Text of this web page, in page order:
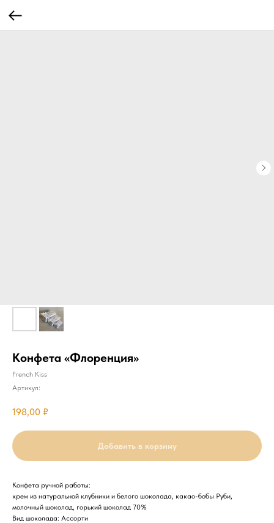
Конфета «Флоренция»
French Kiss
Артикул:
198,00 ₽
Добавить в корзину
Конфета ручной работы:
крем из натуральной клубники и белого шоколада, какао-бобы Руби,
молочный шоколад, горький шоколад 70%
Вид шоколада: Ассорти